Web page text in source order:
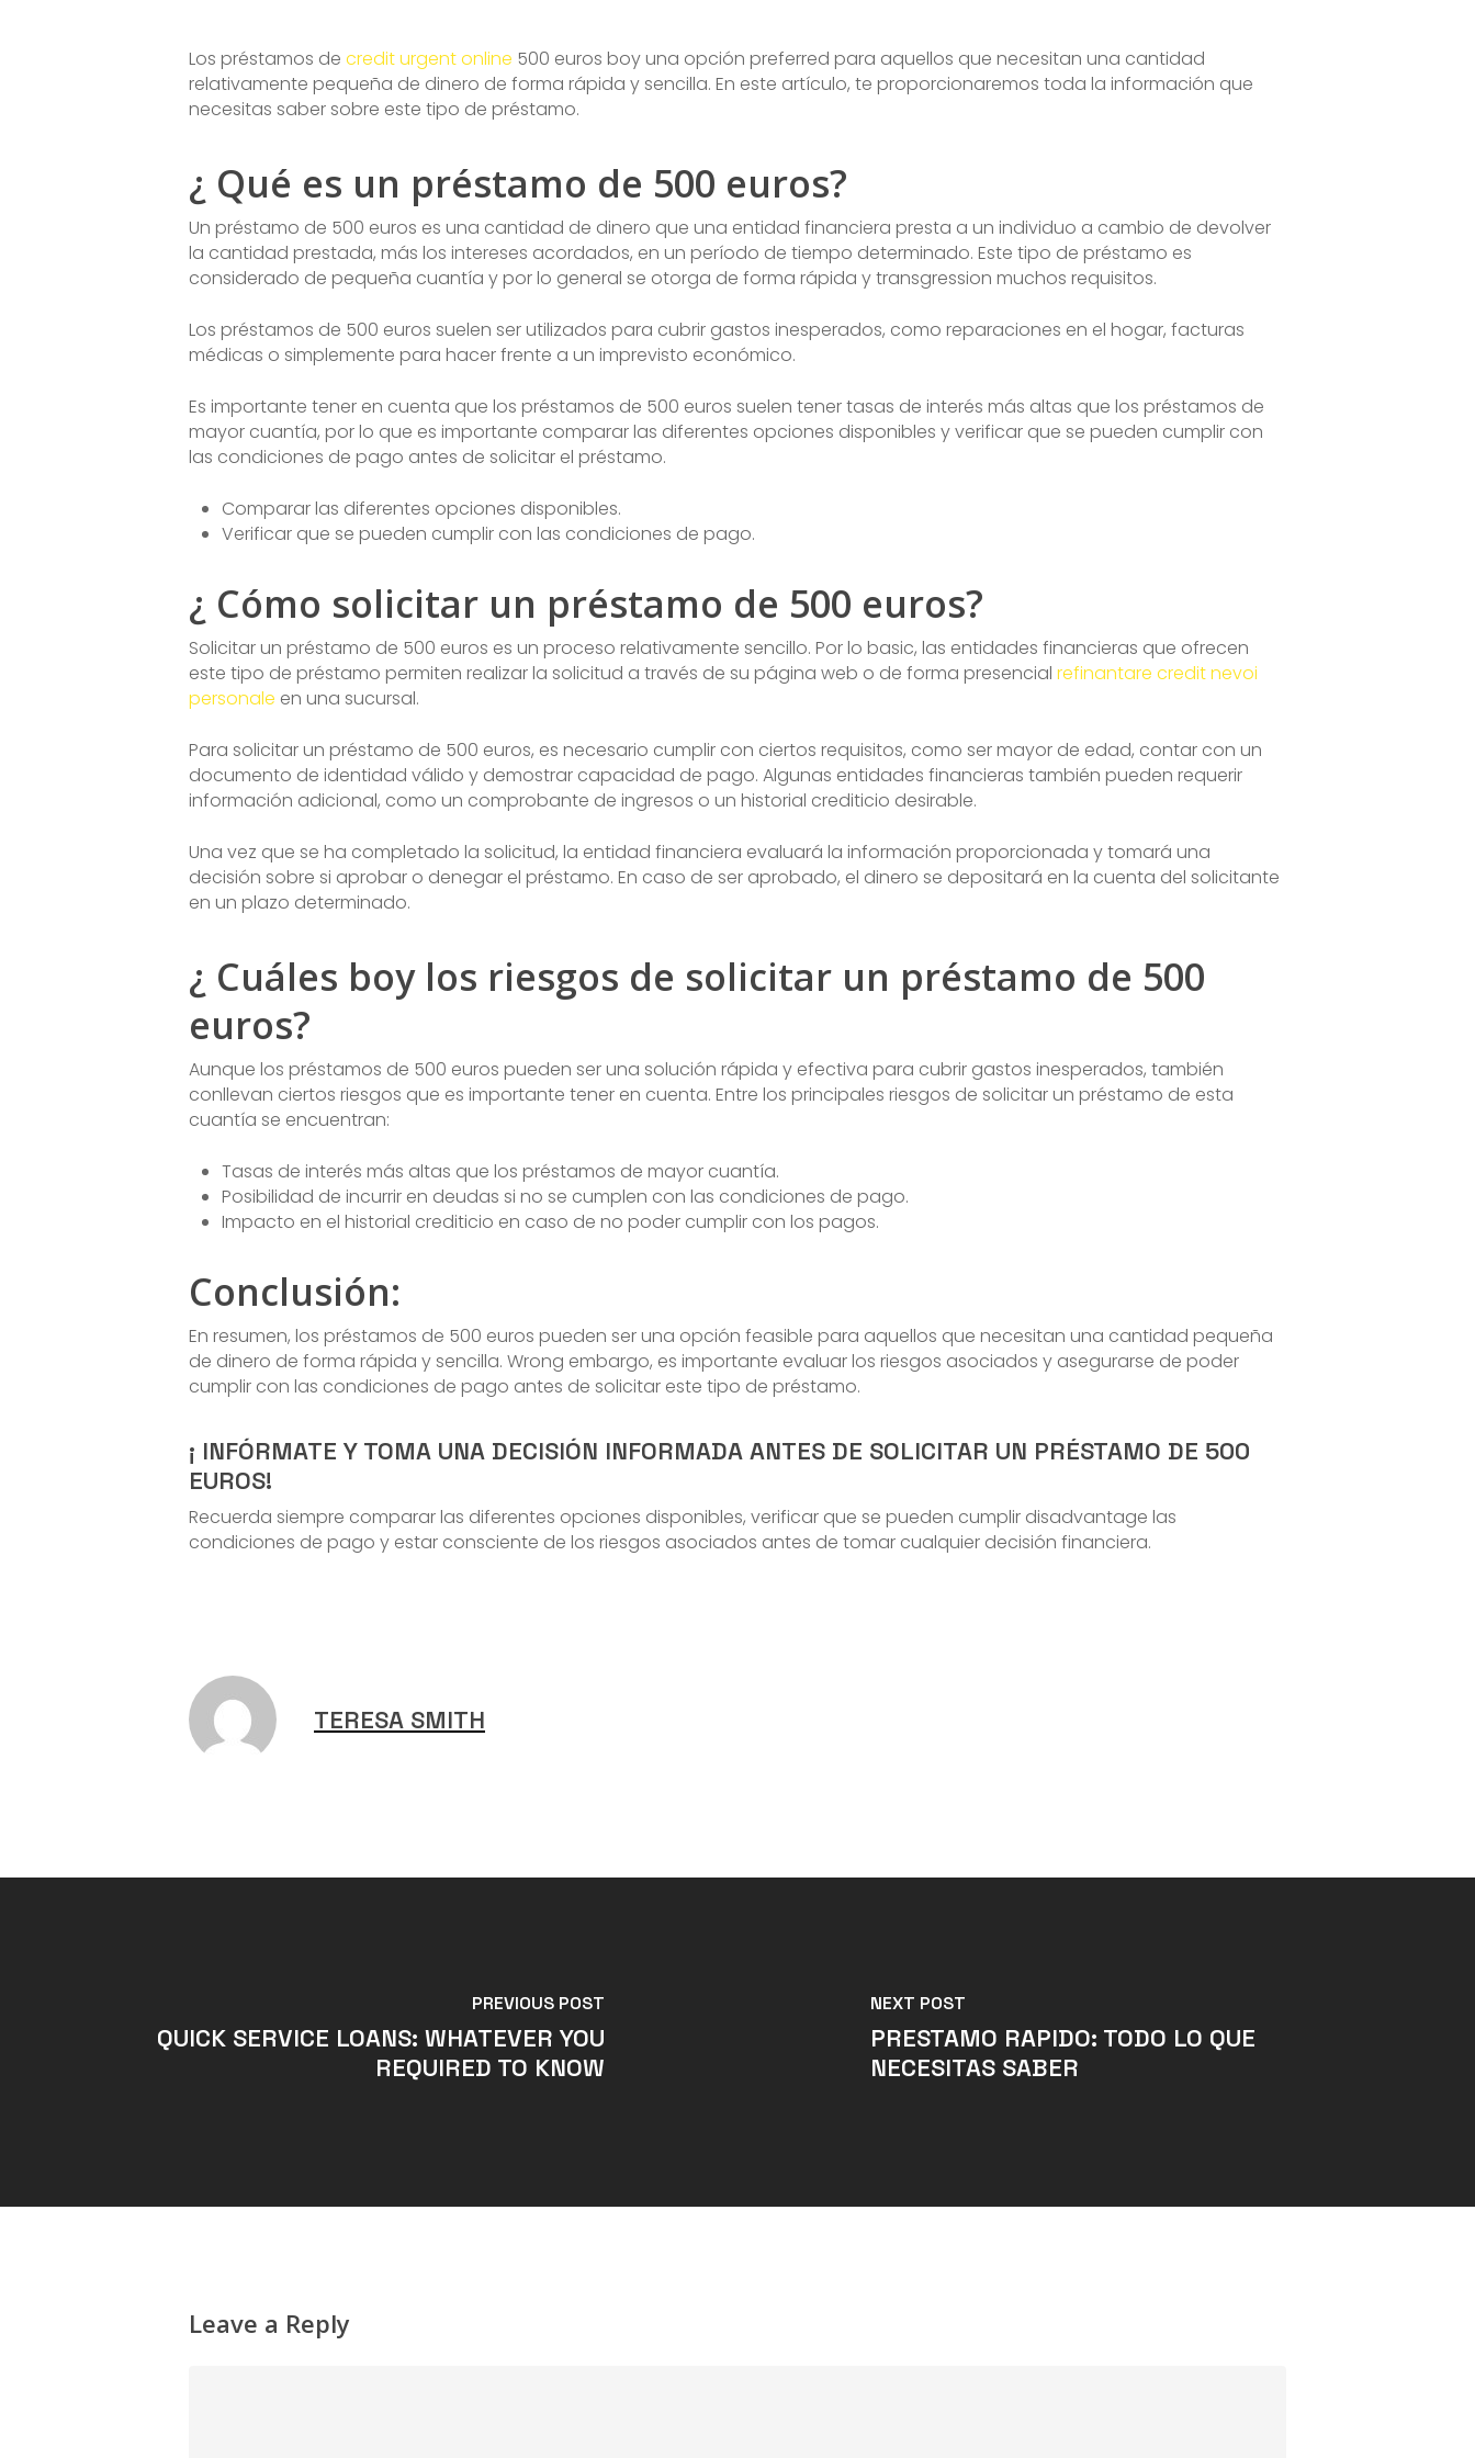
Los préstamos de credit urgent online 500 euros boy una opción preferred para aquellos que necesitan una cantidad
relativamente pequeña de dinero de forma rápida y sencilla. En este artículo, te proporcionaremos toda la información que
necesitas saber sobre este tipo de préstamo.
¿ Qué es un préstamo de 500 euros?
Un préstamo de 500 euros es una cantidad de dinero que una entidad financiera presta a un individuo a cambio de devolver
la cantidad prestada, más los intereses acordados, en un período de tiempo determinado. Este tipo de préstamo es
considerado de pequeña cuantía y por lo general se otorga de forma rápida y transgression muchos requisitos.
Los préstamos de 500 euros suelen ser utilizados para cubrir gastos inesperados, como reparaciones en el hogar, facturas
médicas o simplemente para hacer frente a un imprevisto económico.
Es importante tener en cuenta que los préstamos de 500 euros suelen tener tasas de interés más altas que los préstamos de
mayor cuantía, por lo que es importante comparar las diferentes opciones disponibles y verificar que se pueden cumplir con
las condiciones de pago antes de solicitar el préstamo.
Comparar las diferentes opciones disponibles.
Verificar que se pueden cumplir con las condiciones de pago.
¿ Cómo solicitar un préstamo de 500 euros?
Solicitar un préstamo de 500 euros es un proceso relativamente sencillo. Por lo basic, las entidades financieras que ofrecen
este tipo de préstamo permiten realizar la solicitud a través de su página web o de forma presencial refinantare credit nevoi
personale en una sucursal.
Para solicitar un préstamo de 500 euros, es necesario cumplir con ciertos requisitos, como ser mayor de edad, contar con un
documento de identidad válido y demostrar capacidad de pago. Algunas entidades financieras también pueden requerir
información adicional, como un comprobante de ingresos o un historial crediticio desirable.
Una vez que se ha completado la solicitud, la entidad financiera evaluará la información proporcionada y tomará una
decisión sobre si aprobar o denegar el préstamo. En caso de ser aprobado, el dinero se depositará en la cuenta del solicitante
en un plazo determinado.
¿ Cuáles boy los riesgos de solicitar un préstamo de 500
euros?
Aunque los préstamos de 500 euros pueden ser una solución rápida y efectiva para cubrir gastos inesperados, también
conllevan ciertos riesgos que es importante tener en cuenta. Entre los principales riesgos de solicitar un préstamo de esta
cuantía se encuentran:
Tasas de interés más altas que los préstamos de mayor cuantía.
Posibilidad de incurrir en deudas si no se cumplen con las condiciones de pago.
Impacto en el historial crediticio en caso de no poder cumplir con los pagos.
Conclusión:
En resumen, los préstamos de 500 euros pueden ser una opción feasible para aquellos que necesitan una cantidad pequeña
de dinero de forma rápida y sencilla. Wrong embargo, es importante evaluar los riesgos asociados y asegurarse de poder
cumplir con las condiciones de pago antes de solicitar este tipo de préstamo.
¡ INFÓRMATE Y TOMA UNA DECISIÓN INFORMADA ANTES DE SOLICITAR UN PRÉSTAMO DE 500
EUROS!
Recuerda siempre comparar las diferentes opciones disponibles, verificar que se pueden cumplir disadvantage las
condiciones de pago y estar consciente de los riesgos asociados antes de tomar cualquier decisión financiera.
TERESA SMITH
PREVIOUS POST
QUICK SERVICE LOANS: WHATEVER YOU
REQUIRED TO KNOW
NEXT POST
PRESTAMO RAPIDO: TODO LO QUE
NECESITAS SABER
Leave a Reply